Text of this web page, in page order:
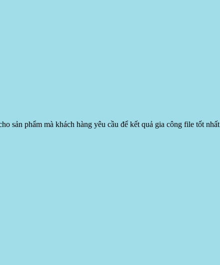
sản phẩm mà khách hàng yêu cầu để kết quả gia công file tốt nhất